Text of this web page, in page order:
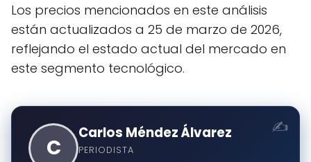
Los precios mencionados en este análisis
están actualizados a 25 de marzo de 2026,
reflejando el estado actual del mercado en
este segmento tecnológico.
C
Carlos Méndez Álvarez
PERIODISTA